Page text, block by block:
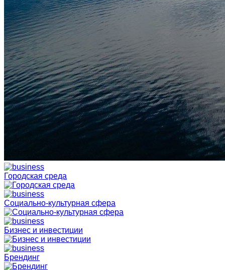
Городская среда
Социально-культурная сфера
Бизнес и инвестиции
Брендинг